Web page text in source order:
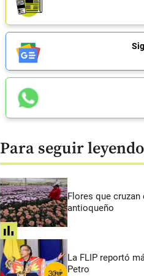
Para seguir leyendo
Flores que
antioqueño
share
La FLIP reportó
Petro